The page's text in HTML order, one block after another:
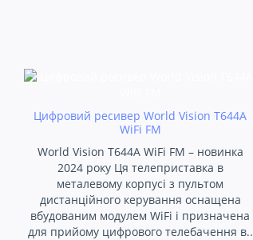
Цифровий ресивер World Vision T644A
WiFi FM
World Vision T644A WiFi FM – новинка
2024 року Ця телеприставка в
металевому корпусі з пультом
дистанційного керування оснащена
вбудованим модулем WiFi і призначена
для прийому цифрового телебачення в..